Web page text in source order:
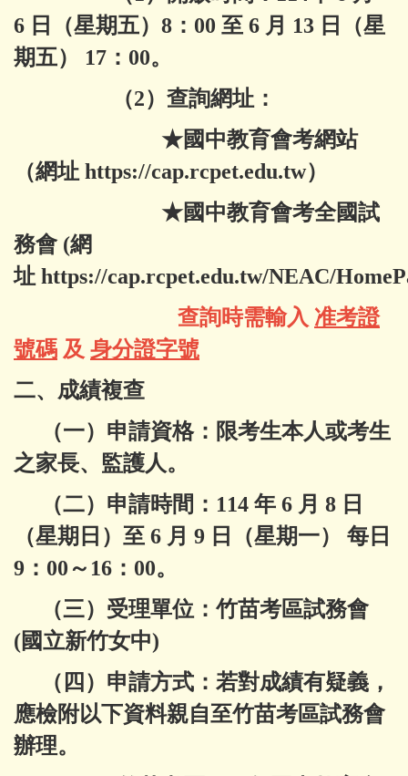
6 日（星期五）8：00 至 6 月 13 日（星
期五） 17：00。
（2）查詢網址：
★國中教育會考網站
（網址 https://cap.rcpet.edu.tw）
★國中教育會考全國試
務會 (網
址 https://cap.rcpet.edu.tw/NEAC/
查詢時需輸入 准考證
號碼 及 身分證字號
二、成績複查
（一）申請資格：限考生本人或考生
之家長、監護人。
（二）申請時間：114 年 6 月 8 日
（星期日）至 6 月 9 日（星期一） 每日
9：00～16：00。
（三）受理單位：竹苗考區試務會
(國立新竹女中)
（四）申請方式：若對成績有疑義，
應檢附以下資料親自至竹苗考區試務會
辦理。